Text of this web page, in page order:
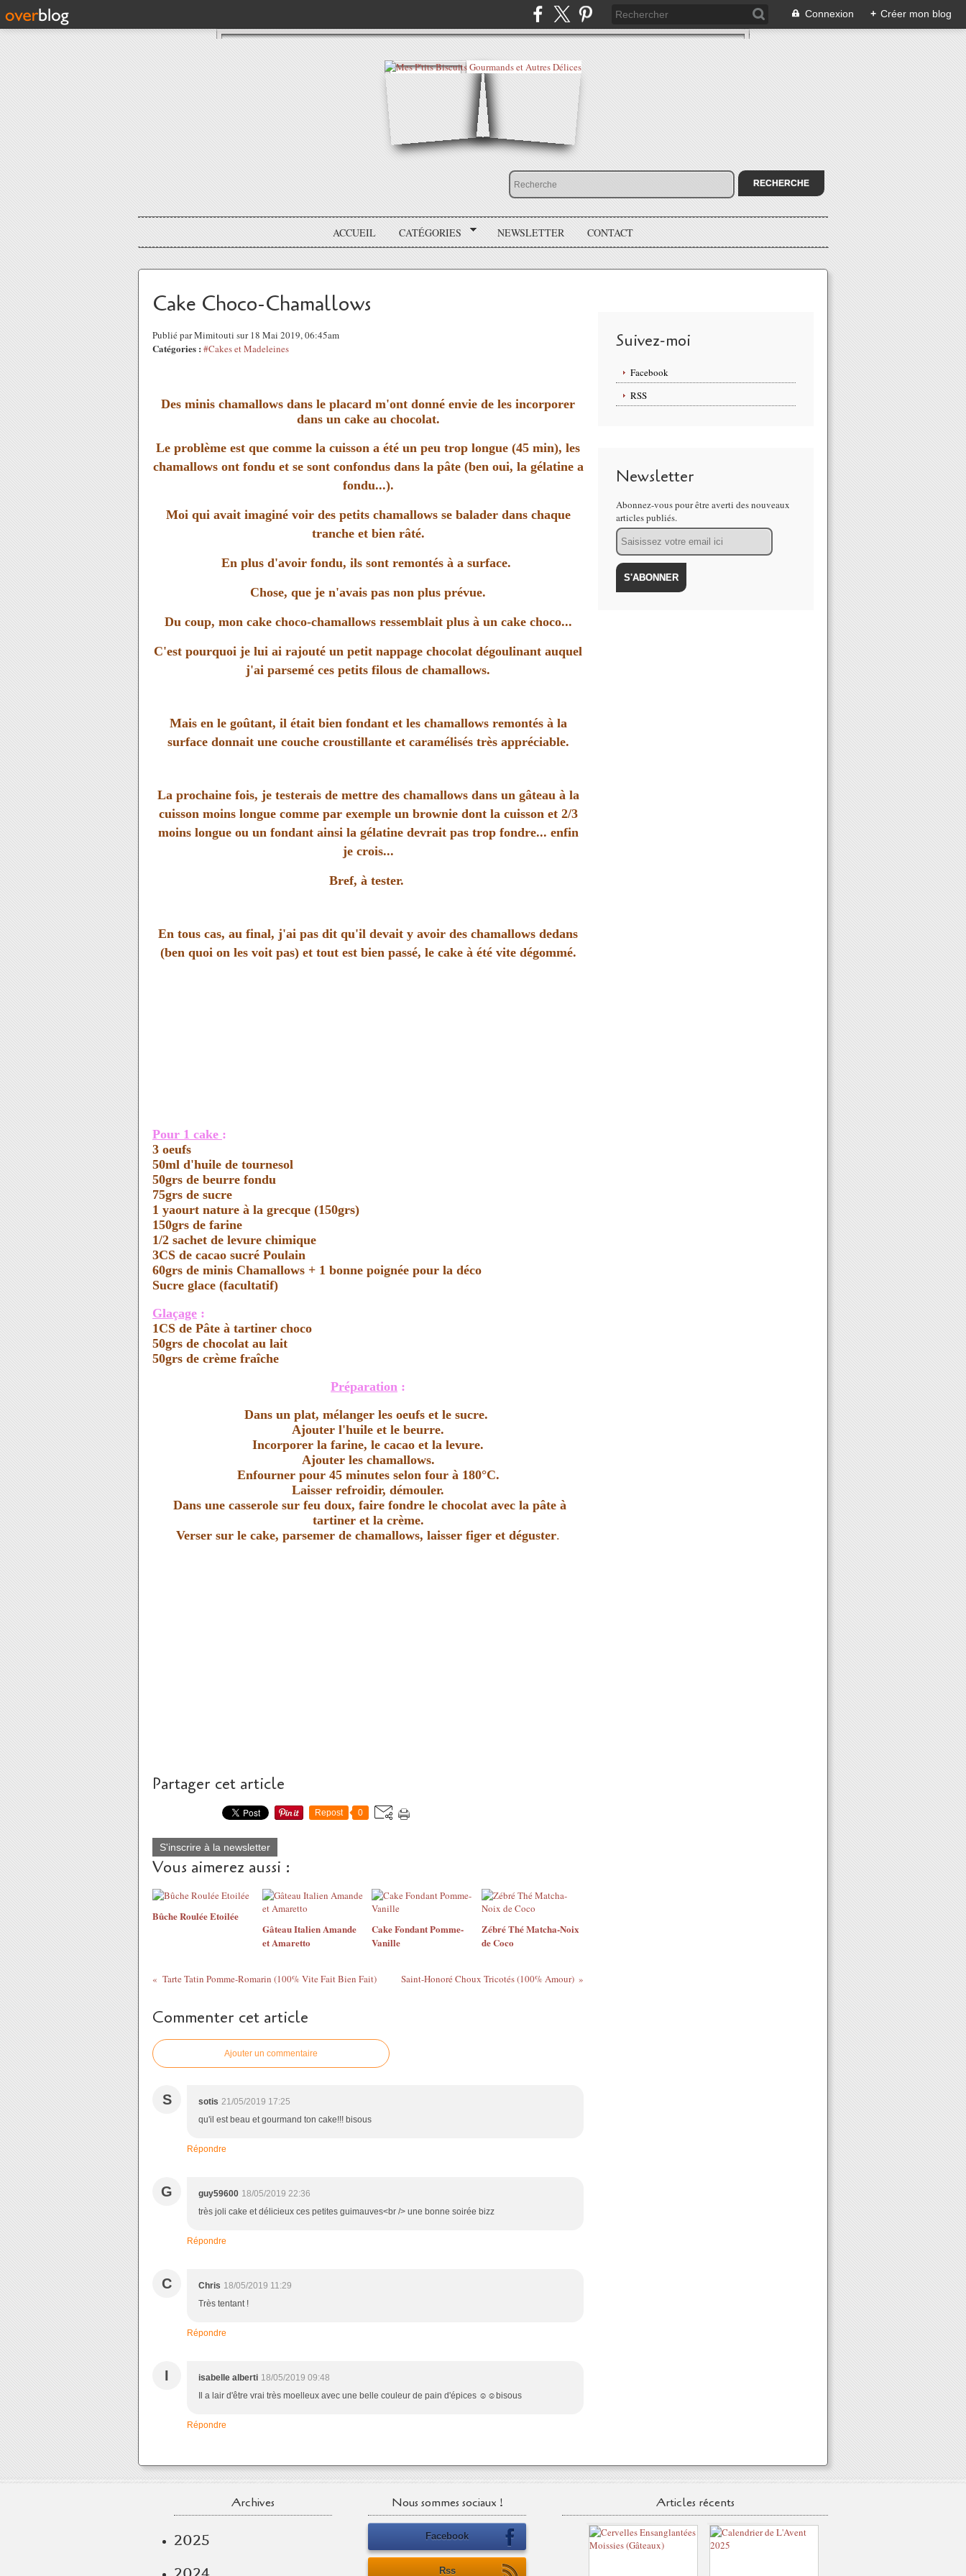
Connexion + Créer mon blog
ACCUEIL CATÉGORIES NEWSLETTER CONTACT
Cake Choco-Chamallows
Publié par Mimitouti sur 18 Mai 2019, 06:45am
Catégories : #Cakes et Madeleines
Des minis chamallows dans le placard m'ont donné envie de les incorporer
dans un cake au chocolat.
Le problème est que comme la cuisson a été un peu trop longue (45 min), les
chamallows ont fondu et se sont confondus dans la pâte (ben oui, la gélatine a
fondu...).
Moi qui avait imaginé voir des petits chamallows se balader dans chaque
tranche et bien râté.
En plus d'avoir fondu, ils sont remontés à a surface.
Chose, que je n'avais pas non plus prévue.
Du coup, mon cake choco-chamallows ressemblait plus à un cake choco...
C'est pourquoi je lui ai rajouté un petit nappage chocolat dégoulinant auquel
j'ai parsemé ces petits filous de chamallows.
Mais en le goûtant, il était bien fondant et les chamallows remontés à la
surface donnait une couche croustillante et caramélisés très appréciable.
La prochaine fois, je testerais de mettre des chamallows dans un gâteau à la
cuisson moins longue comme par exemple un brownie dont la cuisson et 2/3
moins longue ou un fondant ainsi la gélatine devrait pas trop fondre... enfin
je crois...
Bref, à tester.
En tous cas, au final, j'ai pas dit qu'il devait y avoir des chamallows dedans
(ben quoi on les voit pas) et tout est bien passé, le cake à été vite dégommé.
Pour 1 cake :
3 oeufs
50ml d'huile de tournesol
50grs de beurre fondu
75grs de sucre
1 yaourt nature à la grecque (150grs)
150grs de farine
1/2 sachet de levure chimique
3CS de cacao sucré Poulain
60grs de minis Chamallows + 1 bonne poignée pour la déco
Sucre glace (facultatif)
Glaçage :
1CS de Pâte à tartiner choco
50grs de chocolat au lait
50grs de crème fraîche
Préparation :
Dans un plat, mélanger les oeufs et le sucre.
Ajouter l'huile et le beurre.
Incorporer la farine, le cacao et la levure.
Ajouter les chamallows.
Enfourner pour 45 minutes selon four à 180°C.
Laisser refroidir, démouler.
Dans une casserole sur feu doux, faire fondre le chocolat avec la pâte à
tartiner et la crème.
Verser sur le cake, parsemer de chamallows, laisser figer et déguster.
Partager cet article
Repost 0
S'inscrire à la newsletter
Vous aimerez aussi :
Bûche Roulée Etoilée
Gâteau Italien Amande
et Amaretto
Cake Fondant Pomme-
Vanille
Zébré Thé Matcha-Noix
de Coco
Tarte Tatin Pomme-Romarin (100% Vite Fait Bien Fait) Saint-Honoré Choux Tricotés (100% Amour)
Commenter cet article
Ajouter un commentaire
S sotis 21/05/2019 17:25
qu'il est beau et gourmand ton cake!!! bisous
Répondre
G guy59600 18/05/2019 22:36
très joli cake et délicieux ces petites guimauves<br /> une bonne soirée bizz
Répondre
C Chris 18/05/2019 11:29
Très tentant !
Répondre
I isabelle alberti 18/05/2019 09:48
Il a lair d'être vrai très moelleux avec une belle couleur de pain d'épices ☺☺bisous
Répondre
Suivez-moi
Facebook
RSS
Newsletter
Abonnez-vous pour être averti des nouveaux
articles publiés.
Email
Archives
2025
Nous sommes sociaux !
Facebook
Rss
Articles récents